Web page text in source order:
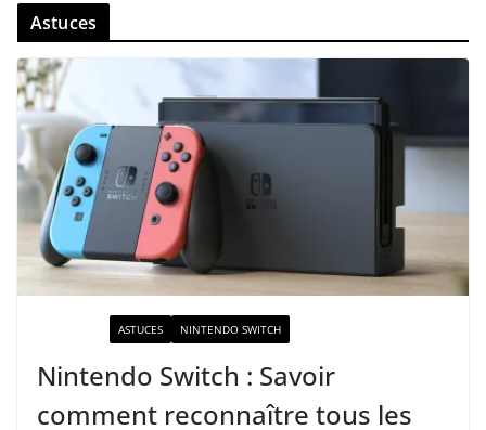
Astuces
ASTUCES NINTENDO SWITCH
Nintendo Switch : Savoir
comment reconnaître tous les